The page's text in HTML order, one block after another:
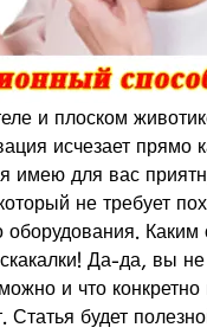
и плоском
исчезает прямо
имею для вас
не требует
оборудования.
Да-да, вы
и что
Статья будет